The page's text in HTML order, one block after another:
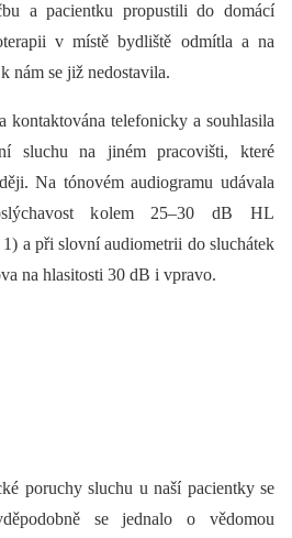
a pacientku propustili do domácí
v místě bydliště odmítla a na
nám se již nedostavila.
kontaktována telefonicky a souhlasila
sluchu na jiném pracovišti, které
Na tónovém audiogramu udávala
kolem 25–30 dB HL
a při slovní audiometrii do sluchátek
na hlasitosti 30 dB i vpravo.
poruchy sluchu u naší pacientky se
se jednalo o vědomou